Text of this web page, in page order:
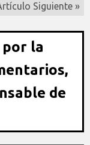
Siguiente »
la
de